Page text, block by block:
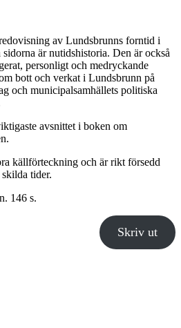
av Lundsbrunns forntid i
är nutidshistoria. Den är också
personligt och medryckande
bott och verkat i Lundsbrunn på
och municipalsamhällets politiska
avsnittet i boken om
källförteckning och är rikt försedd
tider.
146 s.
Skriv ut